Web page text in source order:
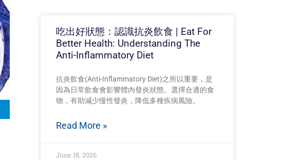
吃出好狀態：認識抗炎飲食 | Eat For
Better Health: Understanding The
Anti-Inflammatory Diet
抗炎飲食(Anti-Inflammatory Diet)之所以重要，是
因為日常飲食會影響體內發炎狀態。選擇合適的食
物，有助減少慢性發炎，降低多種疾病風險。
Read More »
June 18, 2026